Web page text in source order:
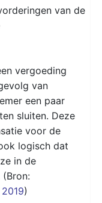
van de
vergoeding
van
een paar
sluiten. Deze
voor de
logisch dat
in de
)